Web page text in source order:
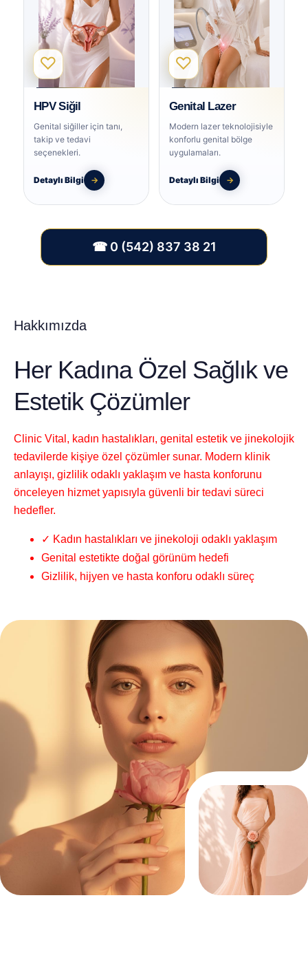
♡
HPV Siğil
Genital siğiller için tanı,
takip ve tedavi
seçenekleri.
Detaylı Bilgi →
♡
Genital Lazer
Modern lazer teknolojisiyle
konforlu genital bölge
uygulamaları.
Detaylı Bilgi →
☎ 0 (542) 837 38 21
Hakkımızda
Her Kadına Özel Sağlık ve
Estetik Çözümler
Clinic Vital, kadın hastalıkları, genital estetik ve jinekolojik
tedavilerde kişiye özel çözümler sunar. Modern klinik
anlayışı, gizlilik odaklı yaklaşım ve hasta konforunu
önceleyen hizmet yapısıyla güvenli bir tedavi süreci
hedefler.
✓ Kadın hastalıkları ve jinekoloji odaklı yaklaşım
Genital estetikte doğal görünüm hedefi
Gizlilik, hijyen ve hasta konforu odaklı süreç